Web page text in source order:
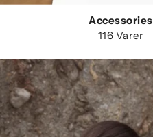
Accessories
116 Varer